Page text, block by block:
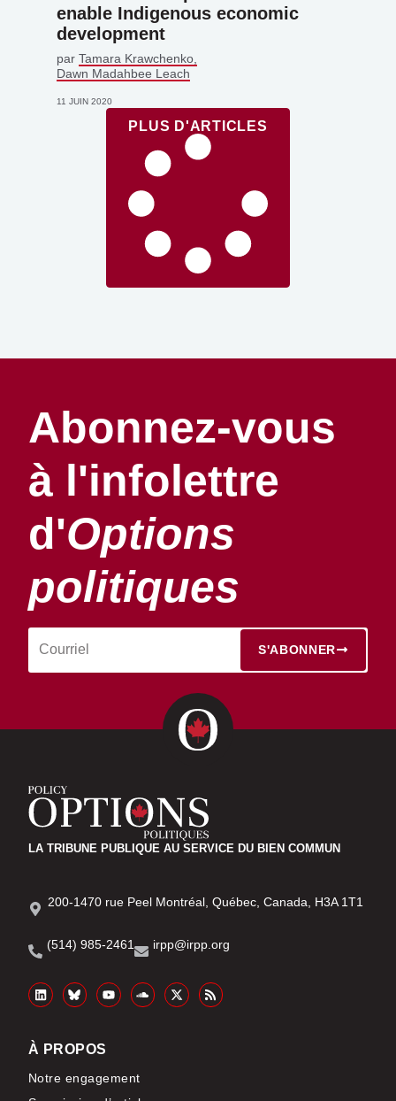
enable Indigenous economic
development
par Tamara Krawchenko
Dawn Madahbee Leach
11 JUIN 2020
PLUS D'ARTICLES
Abonnez-vous
à l'infolettre
d'Options
politiques
S'ABONNER
LA TRIBUNE PUBLIQUE AU SERVICE DU BIEN COMMUN
200-1470 rue Peel Montréal, Québec, Canada, H3A 1T1
(514) 985-2461 irpp@irpp.org
À PROPOS
Notre engagement